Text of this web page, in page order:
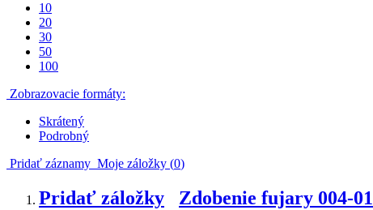
10
20
30
50
100
Zobrazovacie formáty:
Skrátený
Podrobný
Pridať záznamy Moje záložky (0)
Pridať záložky Zdobenie fujary 004-01